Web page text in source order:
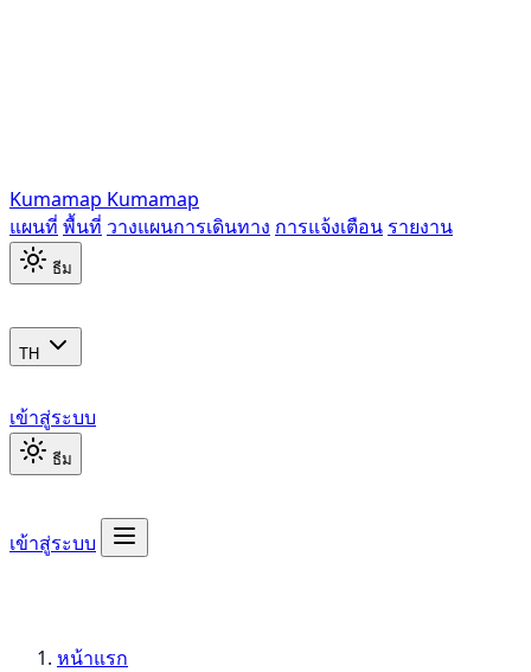
Kumamap Kumamap
แผนที่ พื้นที่ วางแผนการเดินทาง การแจ้งเตือน รายงาน
ธีม
TH
เข้าสู่ระบบ
ธีม
เข้าสู่ระบบ
หน้าแรก